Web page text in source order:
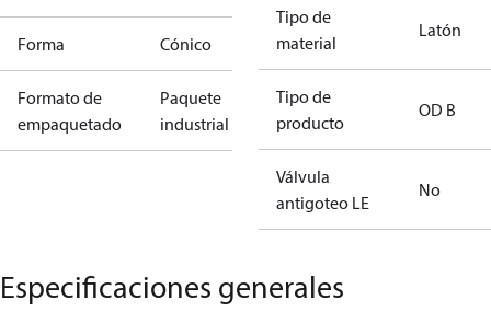
Forma Cónico
Formato de
empaquetado
Paquete
industrial
Tipo de
material
Latón
Tipo de
producto
OD B
Válvula
antigoteo LE
No
Especificaciones generales